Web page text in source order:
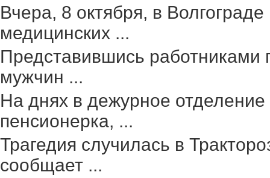
Вчера, 8 октября, в
медицинских ...
Представившись работниками
мужчин ...
На днях в дежурное
пенсионерка, ...
Трагедия случилась в
сообщает ...